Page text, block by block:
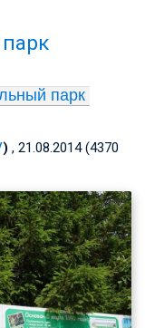
парк
) , 21.08.2014 (4370